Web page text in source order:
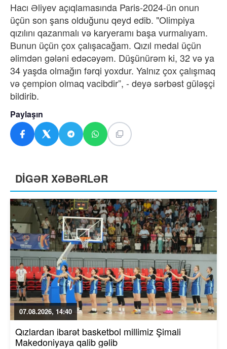
Hacı Əliyev açıqlamasında Paris-2024-ün onun
üçün son şansolduğunu qeyd edib. "Olimpiya
qızılını qazanmalı və karyeramı başa vurmalıyam.
Bunun üçün çox çalışacağam. Qızıl medal üçün
əlimdən gələni edəcəyəm. Düşünürəm ki, 32 və ya
34 yaşda olmağın fərqi yoxdur. Yalnız çox çalışmaq
və çempion olmaq vacibdir”, - deyə sərbəst güləşçi
bildirib.
Paylaşın
DİGƏR XƏBƏRLƏR
07.08.2026, 14:40
Qızlardan ibarət basketbol millimiz Şimali
Makedoniyaya qalib gəlib